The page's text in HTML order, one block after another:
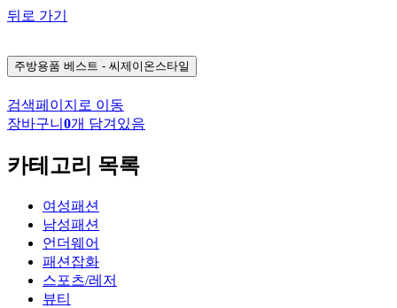
뒤로 가기
주방용품 베스트 - 씨제이온스타일
검색페이지로 이동
장바구니 0개 담겨있음
카테고리 목록
여성패션
남성패션
언더웨어
패션잡화
스포츠/레저
뷰티